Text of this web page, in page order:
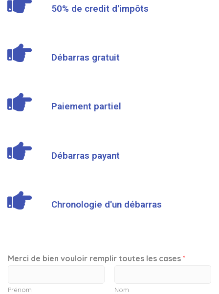
50% de credit d'impôts
Débarras gratuit
Paiement partiel
Débarras payant
Chronologie d'un débarras
Merci de bien vouloir remplir toutes les cases *
Prénom Nom